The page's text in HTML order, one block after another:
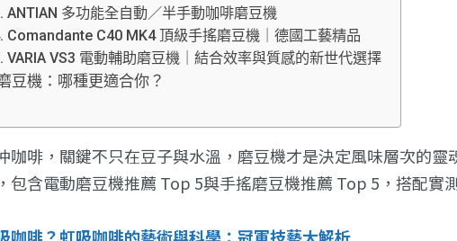
ANTIAN 多功能全自動／半手動咖啡磨豆機
Comandante C40 MK4 頂級手搖磨豆機｜德國工藝精品
VARIA VS3 電動輔助磨豆機｜結合效率與質感的新世代選擇
豆機：哪種更適合你？
咖啡，關鍵不只在豆子與水溫，磨豆機才是決定風味層次的
包含電動磨豆機推薦 Top 5與手搖磨豆機推薦 Top 5，搭配實
咖啡？虹吸咖啡的藝術與科學：冠軍技藝大解析